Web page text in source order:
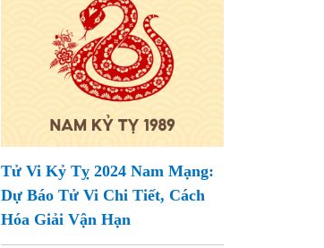
Tử Vi Kỷ Tỵ 2024 Nam Mạng:
Dự Báo Tử Vi Chi Tiết, Cách
Hóa Giải Vận Hạn